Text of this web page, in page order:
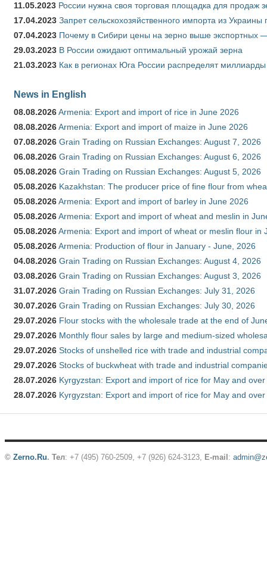
11.05.2023 России нужна своя торговая площадка для продаж
17.04.2023 Запрет сельскохозяйственного импорта из
07.04.2023 Почему в Сибири цены на зерно выше экспортных
29.03.2023 В России ожидают оптимальный урожай зерна
21.03.2023 Как в регионах Юга России распределят
News in English
08.08.2026Armenia: Export and import of rice in June 2026
08.08.2026Armenia: Export and import of maize in June 2026
07.08.2026 Grain Trading on Russian Exchanges: August 7, 2026
06.08.2026 Grain Trading on Russian Exchanges: August 6, 2026
05.08.2026 Grain Trading on Russian Exchanges: August 5, 2026
05.08.2026 Kazakhstan: The producer price of fine flour from
05.08.2026Armenia: Export and import of barley in June 2026
05.08.2026Armenia: Export and import of wheat and meslin in
05.08.2026Armenia: Export and import of wheat or meslin flour in
05.08.2026Armenia: Production of flour in January - June, 2026
04.08.2026 Grain Trading on Russian Exchanges: August 4, 2026
03.08.2026 Grain Trading on Russian Exchanges: August 3, 2026
31.07.2026 Grain Trading on Russian Exchanges: July 31, 2026
30.07.2026 Grain Trading on Russian Exchanges: July 30, 2026
29.07.2026 Flour stocks with the wholesale trade at the end of
29.07.2026 Monthly flour sales by large and medium-sized
29.07.2026 Stocks of unshelled rice with trade and industrial
29.07.2026 Stocks of buckwheat with trade and industrial
28.07.2026 Kyrgyzstan: Export and import of rice for May and
28.07.2026 Kyrgyzstan: Export and import of rice for May and
© Zerno.Ru. Тел: +7 (495) 760-2509, +7 (926) 624-3123, E-mail :